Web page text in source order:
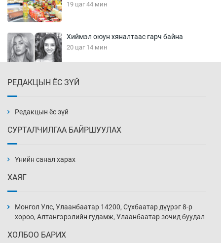
19 цаг 44 мин
Хиймэл оюун хяналтаас гарч байна
20 цаг 14 мин
20 цаг 44 мин
нэмэгджээ
21 цаг 14 мин
РЕДАКЦЫН ЁС ЗҮЙ
Редакцын ёс зүй
СУРТАЛЧИЛГАА БАЙРШУУЛАХ
Үнийн санал харах
ХАЯГ
Монгол Улс, Улаанбаатар 14200, Сүхбаатар дүүрэг 8-р
хороо, Алтангэрэлийн гудамж, Улаанбаатар зочид буудал
ХОЛБОО БАРИХ